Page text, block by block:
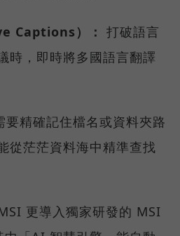
Captions）： 打破語言
時，即時將多國語言翻譯
要精確記住檔名或資料夾路
從茫茫資料海中精準查找
更導入獨家研發的 MSI